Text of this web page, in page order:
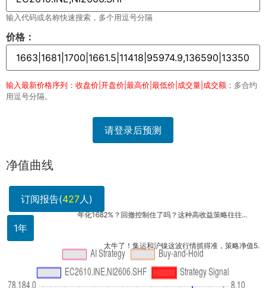
输入代码或名称快速搜索，多个用逗号分隔
价格：
输入最新价格序列：收盘价|开盘价|最高价|最低价|成交量|成交额 ；多合约
用逗号分隔。
请登录后预测
净值曲线
订阅报告(427人)
1年
年化1682%？回撤控制住了吗？这种高收益策略往往...
太牛了！集运和沪镍这波行情抓得准，策略净值5.8说...